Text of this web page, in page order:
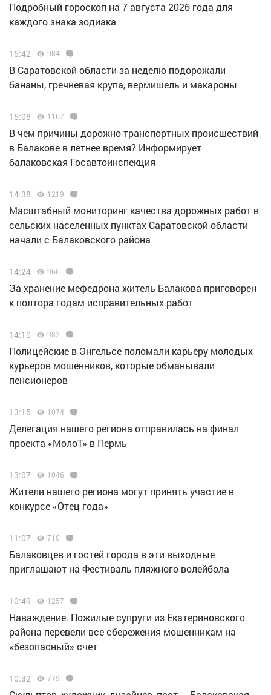
Подробный гороскоп на 7 августа 2026 года для
каждого знака зодиака
15:42 984
В Саратовской области за неделю подорожали
бананы, гречневая крупа, вермишель и макароны
15:08 1167
В чем причины дорожно-транспортных происшествий
в Балакове в летнее время? Информирует
балаковская Госавтоинспекция
14:38 1219
Масштабный мониторинг качества дорожных работ в
сельских населенных пунктах Саратовской области
начали с Балаковского района
14:24 966
За хранение мефедрона житель Балакова приговорен
к полтора годам исправительных работ
14:10 982
Полицейские в Энгельсе поломали карьеру молодых
курьеров мошенников, которые обманывали
пенсионеров
13:15 1074
Делегация нашего региона отправилась на финал
проекта «МолоТ» в Пермь
13:07 1046
Жители нашего региона могут принять участие в
конкурсе «Отец года»
11:07 710
Балаковцев и гостей города в эти выходные
приглашают на Фестиваль пляжного волейбола
10:49 1257
Наваждение. Пожилые супруги из Екатериновского
района перевели все сбережения мошенникам на
«безопасный» счет
10:32 779